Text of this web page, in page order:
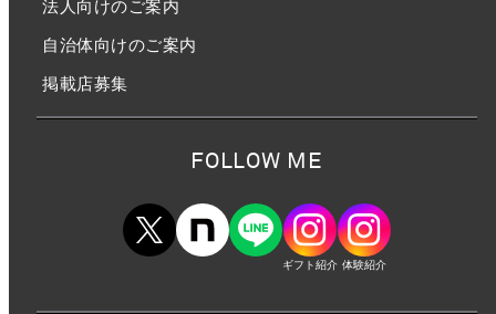
法人向けのご案内
自治体向けのご案内
掲載店募集
FOLLOW ME
ギフト紹介 体験紹介